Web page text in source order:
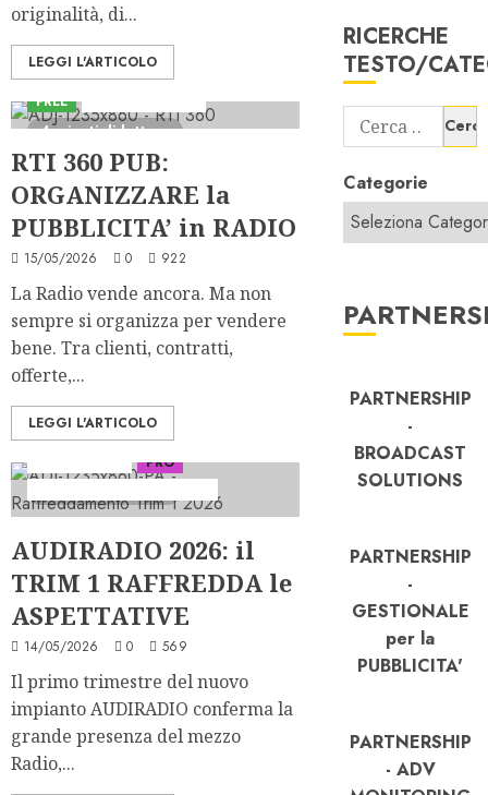
originalità, di...
LEGGI L'ARTICOLO
4 minuti di lettura
FREE
RTI 360 PUB:
ORGANIZZARE la
PUBBLICITA’ in RADIO
15/05/2026 0 922
La Radio vende ancora. Ma non
sempre si organizza per vendere
bene. Tra clienti, contratti,
offerte,...
LEGGI L'ARTICOLO
PRO
AUDIRADIO 2026: il
TRIM 1 RAFFREDDA le
ASPETTATIVE
14/05/2026 0 569
Il primo trimestre del nuovo
impianto AUDIRADIO conferma la
grande presenza del mezzo
Radio,...
RICERCHE
TESTO/
Ricerca
per:
Categorie
PARTNERSHIP
-
BROADCAST
SOLUTIONS
PARTNERSHIP
-
GESTIONALE
per la
PUBBLICITA'
PARTNERSHIP
- ADV